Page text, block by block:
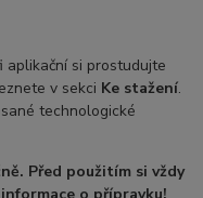
aplikační si prostudujte
v sekci Ke stažení.
technologické
Před použitím si vždy